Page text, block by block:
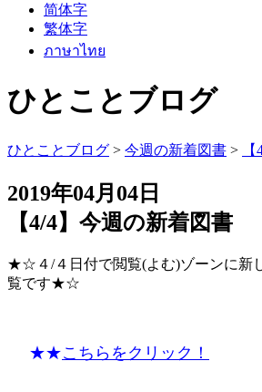
简体字
繁体字
ภาษาไทย
ひとことブログ
ひとことブログ > 今週の新着図書 >
2019年04月04日
【4/4】今週の新着図書
★☆４/４日付で閲覧(よむ)ゾーンに新
覧です★☆
★★こちらをクリック！